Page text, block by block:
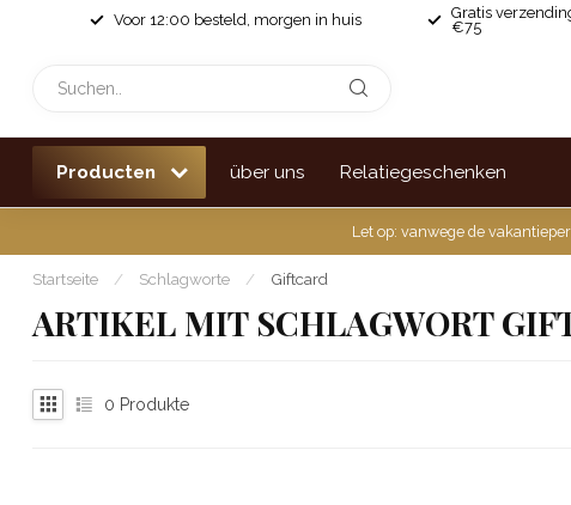
Voor 12:00 besteld, morgen in huis
Gratis
€75
Producten über uns Relatiegeschenken
Let op: vanwege de
Startseite / Schlagworte / Giftcard
ARTIKEL MIT SCHLAGWORT
0 Produkte